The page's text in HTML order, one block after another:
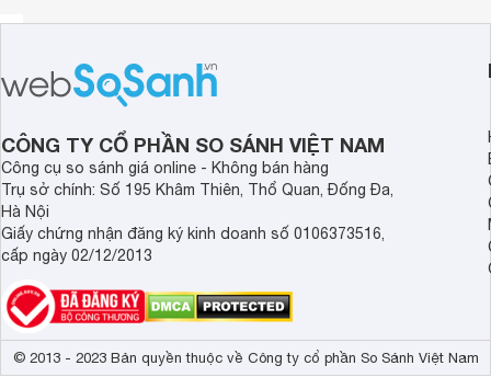
CÔNG TY CỔ PHẦN SO SÁNH VIỆT NAM
Công cụ so sánh giá online - Không bán hàng
Trụ sở chính: Số 195 Khâm Thiên, Thổ Quan, Đống Đa,
Hà Nội
Giấy chứng nhận đăng ký kinh doanh số 0106373516,
cấp ngày 02/12/2013
© 2013 - 2023 Bản quyền thuộc về Công ty cổ phần So Sánh Việt Nam